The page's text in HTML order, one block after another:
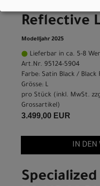
Reflective
Modelljahr 2025
Lieferbar in ca. 5-8
Art.Nr. 95124-5904
Farbe: Satin Black / Black
Grösse: L
pro Stück (inkl. MwSt.
Grossartikel)
3.499,00 EUR
IN DEN
Specialized